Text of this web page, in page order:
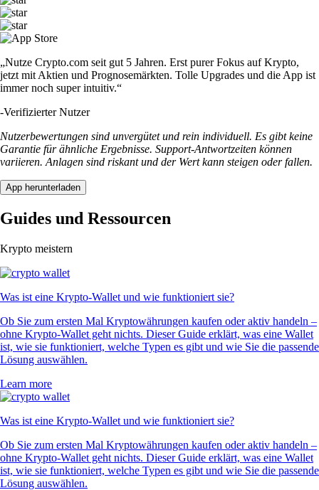
„Nutze Crypto.com seit gut 5 Jahren. Erst purer Fokus auf Krypto,
jetzt mit Aktien und Prognosemärkten. Tolle Upgrades und die App ist
immer noch super intuitiv.“
-Verifizierter Nutzer
Nutzerbewertungen sind unvergütet und rein individuell. Es gibt keine
Garantie für ähnliche Ergebnisse. Support-Antwortzeiten können
variieren. Anlagen sind riskant und der Wert kann steigen oder fallen.
App herunterladen
Guides und Ressourcen
Krypto meistern
Was ist eine Krypto-Wallet und wie funktioniert sie?
Ob Sie zum ersten Mal Kryptowährungen kaufen oder aktiv handeln –
ohne Krypto-Wallet geht nichts. Dieser Guide erklärt, was eine Wallet
ist, wie sie funktioniert, welche Typen es gibt und wie Sie die passende
Lösung auswählen.
Learn more
Was ist eine Krypto-Wallet und wie funktioniert sie?
Ob Sie zum ersten Mal Kryptowährungen kaufen oder aktiv handeln –
ohne Krypto-Wallet geht nichts. Dieser Guide erklärt, was eine Wallet
ist, wie sie funktioniert, welche Typen es gibt und wie Sie die passende
Lösung auswählen.